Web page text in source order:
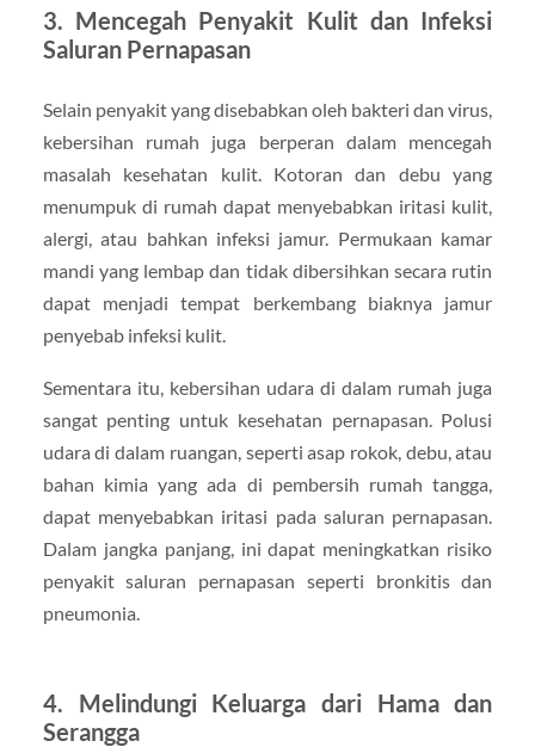
3. Mencegah Penyakit Kulit dan Infeksi
Saluran Pernapasan
Selain penyakit yang disebabkan oleh bakteri dan virus,
kebersihan rumah juga berperan dalam mencegah
masalah kesehatan kulit. Kotoran dan debu yang
menumpuk di rumah dapat menyebabkan iritasi kulit,
alergi, atau bahkan infeksi jamur. Permukaan kamar
mandi yang lembap dan tidak dibersihkan secara rutin
dapat menjadi tempat berkembang biaknya jamur
penyebab infeksi kulit.
Sementara itu, kebersihan udara di dalam rumah juga
sangat penting untuk kesehatan pernapasan. Polusi
udara di dalam ruangan, seperti asap rokok, debu, atau
bahan kimia yang ada di pembersih rumah tangga,
dapat menyebabkan iritasi pada saluran pernapasan.
Dalam jangka panjang, ini dapat meningkatkan risiko
penyakit saluran pernapasan seperti bronkitis dan
pneumonia.
4. Melindungi Keluarga dari Hama dan
Serangga